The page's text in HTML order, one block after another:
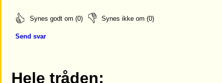
Synes godt om (0) Synes ikke om (0)
Send svar
Hele tråden: